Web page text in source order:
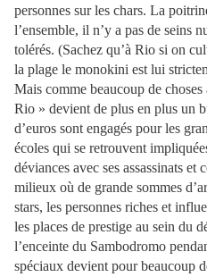
personnes sur les chars. La
l’ensemble, il n’y a pas de seins
tolérés. (Sachez qu’à Rio si on
la plage le monokini est lui
Mais comme beaucoup de
Rio » devient de plus en plus un
d’euros sont engagés pour les
écoles qui se retrouvent
déviances avec ses assassinats et
milieux où de grande sommes
stars, les personnes riches et
les places de prestige au sein du
l’enceinte du Sambodromo
spéciaux devient pour beaucoup